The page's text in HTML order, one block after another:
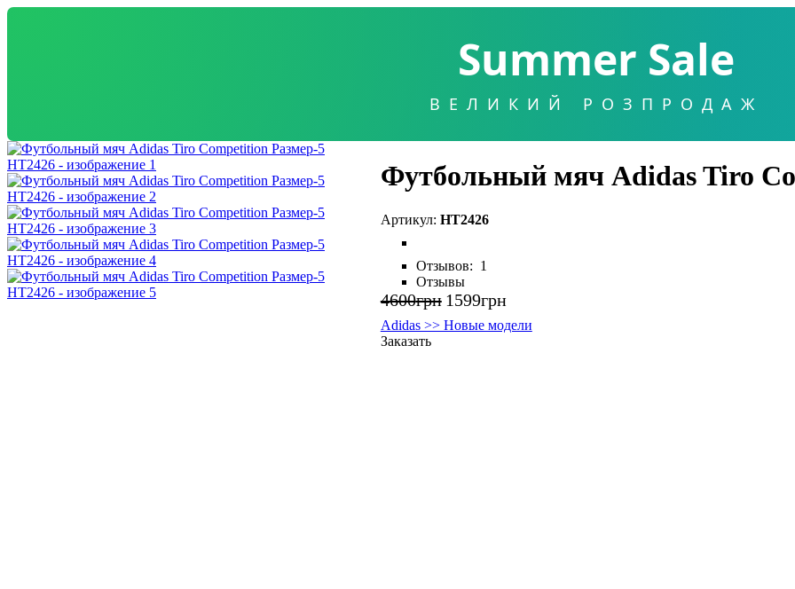
Summer Sale
ВЕЛИКИЙ РОЗПРОДАЖ
Футбольный мяч Adidas Tiro
HT2426
Отзывов: 1
Отзывы
4600грн 1599грн
Adidas >> Новые модели
Заказать